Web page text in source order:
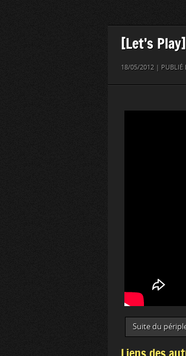
[Let’s
18/05/2012 | PUBLIÉ
Suite du